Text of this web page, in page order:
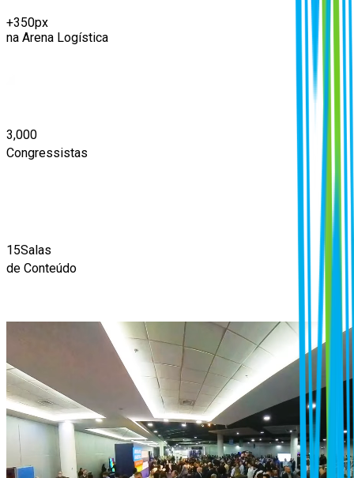
+350px
na Arena Logística
3,000
Congressistas
15Salas
de Conteúdo